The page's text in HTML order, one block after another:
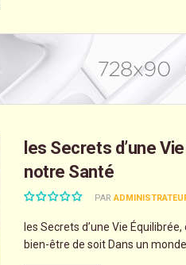
les Secrets d’une
notre Santé
PAR
les Secrets d’une Vie
bien-être de soit Dans un